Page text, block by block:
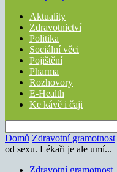
Aktuality
Zdravotnictví
Politika
Sociální věci
Pojištění
Pharma
Rozhovory
E-Health
Ke kávě i čaji
Domů Zdravotní gramotnost
od sexu. Lékaři je ale umí...
Zdravotní gramotnost